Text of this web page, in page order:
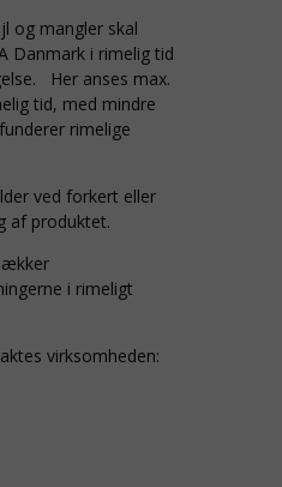
og mangler skal
Danmark i rimelig tid
Her anses max.
tid, med mindre
rimelige
ved forkert eller
af produktet.
i rimeligt
virksomheden: